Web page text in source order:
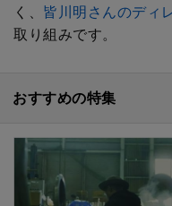
く、 皆川明さんのディ
取り組みです。
おすすめの特集